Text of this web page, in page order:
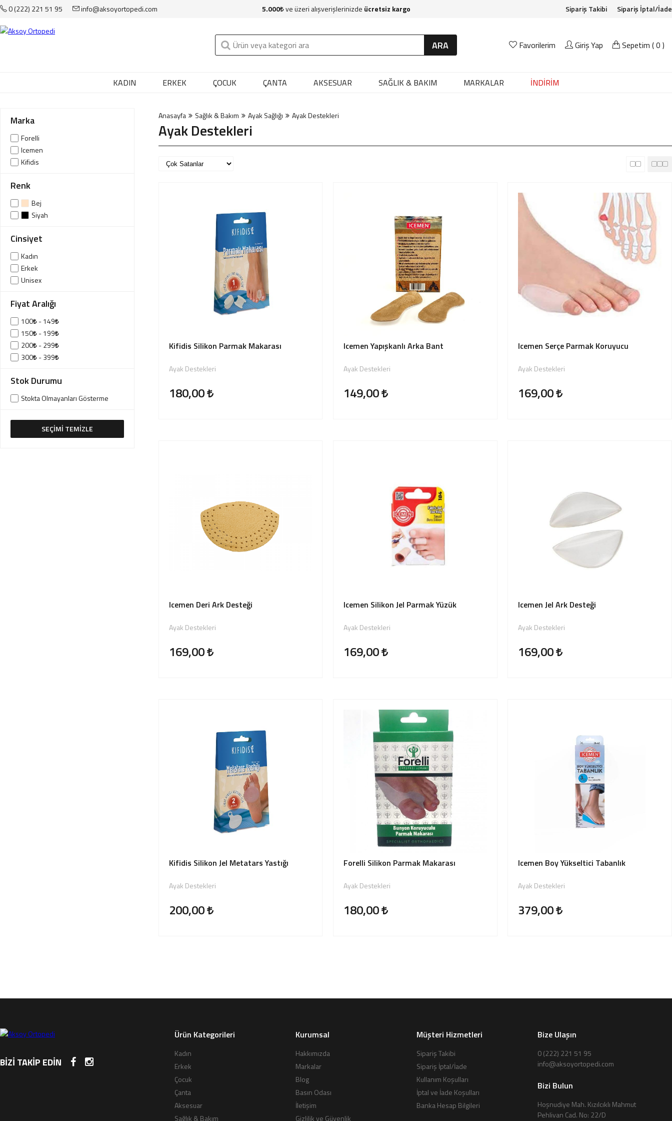
Kadın
Aksesuar
Sağlık & Bakım
Markalar
Yeni Üyelik
Giriş Yap
Sipariş Takibi
Sipariş İptal/İade
0 (222) 221 51 95 info@aksoyortopedi.com 5.000 ve üzeri alışverişlerinizde ücretsiz kargo Sipariş Takibi Sipariş İptal/İade
ARA Favorilerim Giriş Yap Sepetim (0 )
KADIN ERKEK ÇOCUK ÇANTA AKSESUAR SAĞLIK & BAKIM MARKALAR İNDİRİM
Marka
Forelli
Icemen
Kifidis
Renk
Bej
Siyah
Cinsiyet
Kadın
Erkek
Unisex
Fiyat Aralığı
100 - 149
150 - 199
200 - 299
300 - 399
Stok Durumu
Stokta Olmayanları Gösterme
SEÇİMİ TEMİZLE
Anasayfa Sağlık & Bakım Ayak Sağlığı Ayak Destekleri
Ayak Destekleri
Kifidis Silikon Parmak Makarası
Ayak Destekleri
180,00
Icemen Yapışkanlı Arka Bant
Ayak Destekleri
149,00
Icemen Serçe Parmak Koruyucu
Ayak Destekleri
169,00
Icemen Deri Ark Desteği
Ayak Destekleri
169,00
Icemen Silikon Jel Parmak Yüzük
Ayak Destekleri
169,00
Icemen Jel Ark Desteği
Ayak Destekleri
169,00
Kifidis Silikon Jel Metatars Yastığı
Ayak Destekleri
200,00
Forelli Silikon Parmak Makarası
Ayak Destekleri
180,00
Icemen Boy Yükseltici Tabanlık
Ayak Destekleri
379,00
BİZİ TAKİP EDİN
Ürün Kategorileri
Kadın
Erkek
Çocuk
Çanta
Aksesuar
Sağlık & Bakım
Kurumsal
Hakkımızda
Markalar
Blog
Basın Odası
İletişim
Gizlilik ve Güvenlik
Müşteri Hizmetleri
Sipariş Takibi
Sipariş İptal/İade
Kullanım Koşulları
İptal ve İade Koşulları
Banka Hesap Bilgileri
Bize Ulaşın
0 (222) 221 51 95
info@aksoyortopedi.com
Bizi Bulun
Hoşnudiye Mah. Kızılcıklı Mahmut
Pehlivan Cad. No: 22/D